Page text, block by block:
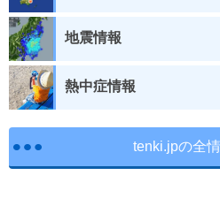
地震情報
熱中症情報
tenki.jpの全